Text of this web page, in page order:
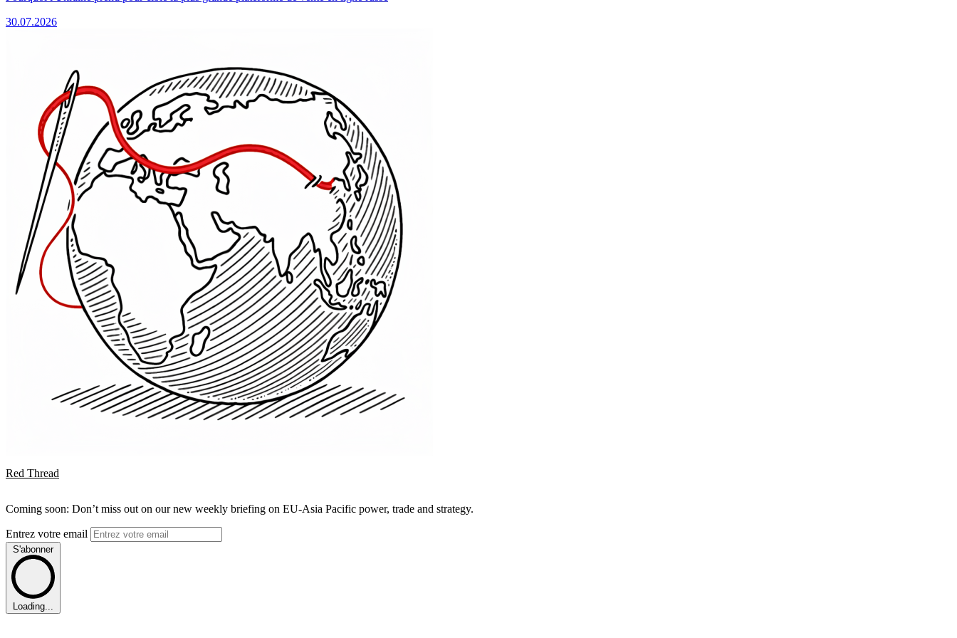
30.07.2026
Red Thread
Coming soon: Don’t miss out on our new weekly briefing on EU-Asia Pacific power, trade and strategy.
Entrez votre email
S'abonner
Loading...